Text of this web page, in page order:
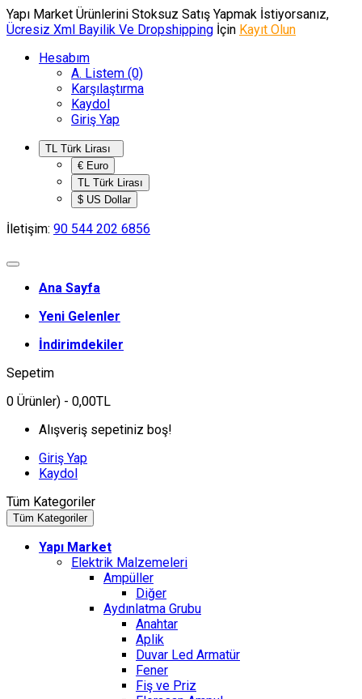
Yapı Market Ürünlerini Stoksuz Satış Yapmak İstiyorsanız,
Ücresiz Xml Bayilik Ve Dropshipping İçin Kayıt Olun
Hesabım
A. Listem (0)
Karşılaştırma
Kaydol
Giriş Yap
€ Euro
TL Türk Lirası
$ US Dollar
İletişim: 90 544 202 6856
Ana Sayfa
Yeni Gelenler
İndirimdekiler
Sepetim
0 Ürünler) - 0,00TL
Alışveriş sepetiniz boş!
Giriş Yap
Kaydol
Tüm Kategoriler
Tüm Kategoriler
Yapı Market
Elektrik Malzemeleri
Ampüller
Diğer
Aydınlatma Grubu
Anahtar
Aplik
Duvar Led Armatür
Fener
Fiş ve Priz